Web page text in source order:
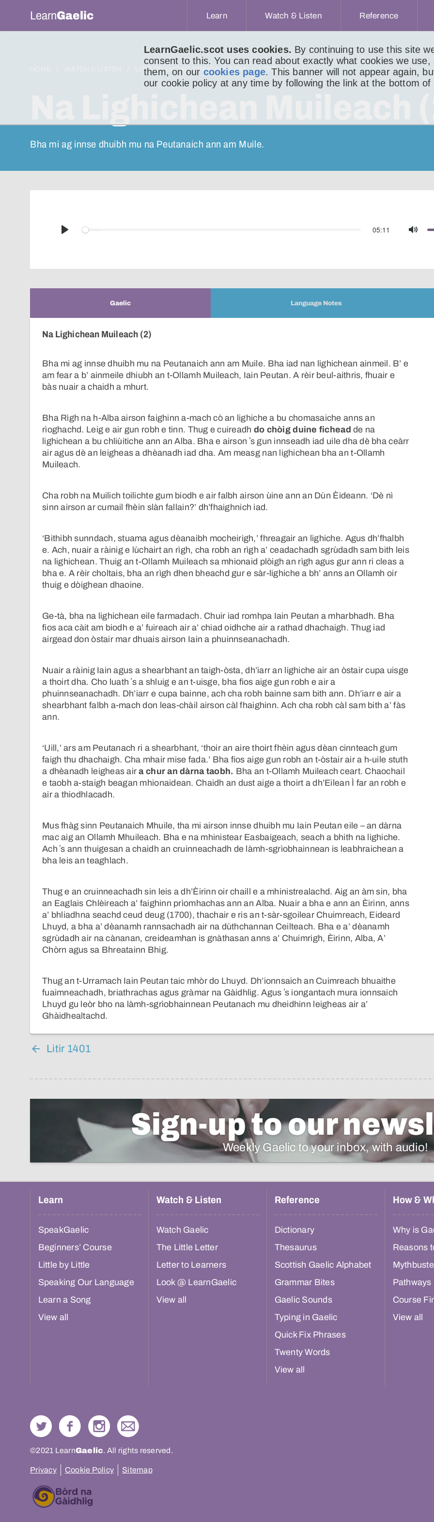
LearnGaelic.scot uses cookies. By continuing to use this site
consent to this. You can read about exactly what cookies we
them, on our cookies page. This banner will not appear again,
our cookie policy at any time by following the link at the bottom of
LearnGaelic Learn Watch & Listen Reference
LITIR DO LUCHD-IONNSACHAIDH LITIR 1402
Na Lighichean Muileach
Bha mi ag innse dhuibh mu na Peutanaich ann am Muile.
Play
05:11
Mute
Gaelic Language Notes
Na Lighichean Muileach (2)
Bha mi ag innse dhuibh mu na Peutanaich ann am Muile. Bha iad nan lighichean ainmeil. B’ e
am fear a b’ ainmeile dhiubh an t-Ollamh Muileach, Iain Peutan. A rèir beul-aithris, fhuair e
bàs nuair a chaidh a mhurt.
Bha Rìgh na h-Alba airson faighinn a-mach cò an lighiche a bu chomasaiche anns an
rìoghachd. Leig e air gun robh e tinn. Thug e cuireadh do chòig duine fichead de na
lighichean a bu chliùitiche ann an Alba. Bha e airson ʼs gun innseadh iad uile dha dè bha ceàrr
air agus dè an leigheas a dhèanadh iad dha. Am measg nan lighichean bha an t-Ollamh
Muileach.
Cha robh na Muilich toilichte gum biodh e air falbh airson ùine ann an Dùn Èideann. ‘Dè nì
sinn airson ar cumail fhèin slàn fallain?’ dh’fhaighnich iad.
‘Bithibh sunndach, stuama agus dèanaibh mocheirigh,’ fhreagair an lighiche. Agus dh’fhalbh
e. Ach, nuair a ràinig e lùchairt an rìgh, cha robh an rìgh a’ ceadachadh sgrùdadh sam bith leis
na lighichean. Thuig an t-Ollamh Muileach sa mhionaid plòigh an rìgh agus gur ann ri cleas a
bha e. A rèir choltais, bha an rìgh dhen bheachd gur e sàr-lighiche a bh’ anns an Ollamh oir
thuig e dòighean dhaoine.
Ge-tà, bha na lighichean eile farmadach. Chuir iad romhpa Iain Peutan a mharbhadh. Bha
fios aca càit am biodh e a’ fuireach air a’ chiad oidhche air a rathad dhachaigh. Thug iad
airgead don òstair mar dhuais airson Iain a phuinnseanachadh.
Nuair a ràinig Iain agus a shearbhant an taigh-òsta, dh’iarr an lighiche air an òstair cupa uisge
a thoirt dha. Cho luath ʼs a shluig e an t-uisge, bha fios aige gun robh e air a
phuinnseanachadh. Dh’iarr e cupa bainne, ach cha robh bainne sam bith ann. Dh’iarr e air a
shearbhant falbh a-mach don leas-chàil airson càl fhaighinn. Ach cha robh càl sam bith a’ fàs
ann.
‘Uill,’ ars am Peutanach ri a shearbhant, ‘thoir an aire thoirt fhèin agus dèan cinnteach gum
faigh thu dhachaigh. Cha mhair mise fada.’ Bha fios aige gun robh an t-òstair air a h-uile stuth
a dhèanadh leigheas air a chur an dàrna taobh. Bha an t-Ollamh Muileach ceart. Chaochail
e taobh a-staigh beagan mhionaidean. Chaidh an dust aige a thoirt a dh’Eilean Ì far an robh e
air a thiodhlacadh.
Mus fhàg sinn Peutanaich Mhuile, tha mi airson innse dhuibh mu Iain Peutan eile – an dàrna
mac aig an Ollamh Mhuileach. Bha e na mhinistear Easbaigeach, seach a bhith na lighiche.
Ach ʼs ann thuigesan a chaidh an cruinneachadh de làmh-sgrìobhainnean is leabhraichean a
bha leis an teaghlach.
Thug e an cruinneachadh sin leis a dh’Èirinn oir chaill e a mhinistrealachd. Aig an àm sin, bha
an Eaglais Chlèireach a’ faighinn prìomhachas ann an Alba. Nuair a bha e ann an Èirinn, anns
a’ bhliadhna seachd ceud deug (1700), thachair e ris an t-sàr-sgoilear Chuimreach, Eideard
Lhuyd, a bha a’ dèanamh rannsachadh air na dùthchannan Ceilteach. Bha e a’ dèanamh
sgrùdadh air na cànanan, creideamhan is gnàthasan anns a’ Chuimrigh, Èirinn, Alba, A’
Chòrn agus sa Bhreatainn Bhig.
Thug an t-Urramach Iain Peutan taic mhòr do Lhuyd. Dh’ionnsaich an Cuimreach bhuaithe
fuaimneachadh, briathrachas agus gràmar na Gàidhlig. Agus ʼs iongantach mura ionnsaich
Lhuyd gu leòr bho na làmh-sgrìobhainnean Peutanach mu dheidhinn leigheas air a’
Ghàidhealtachd.
Litir 1401
Sign-up to our
Weekly Gaelic to your inbox, with audio!
Learn
SpeakGaelic
Beginners’ Course
Little by Little
Speaking Our Language
Learn a Song
View all
Watch & Listen
Watch Gaelic
The Little Letter
Letter to Learners
Look @ LearnGaelic
View all
Reference
Dictionary
Thesaurus
Scottish Gaelic Alphabet
Grammar Bites
Gaelic Sounds
Typing in Gaelic
Quick Fix Phrases
Twenty Words
View all
How &
Why is
Reasons
Pathways
Course
View all
©2021 LearnGaelic. All rights reserved.
Privacy Cookie Policy Sitemap